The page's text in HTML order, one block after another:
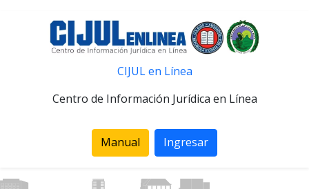
CIJUL en Línea
Centro de Información Jurídica en Línea
Manual Ingresar